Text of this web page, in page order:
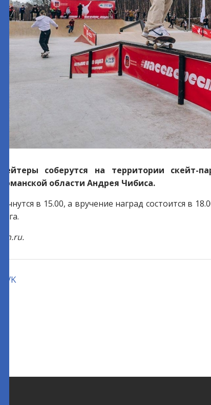
соберутся на территории скейт-
области Андрея Чибиса.
в 15.00, а вручение наград состоится в
VK